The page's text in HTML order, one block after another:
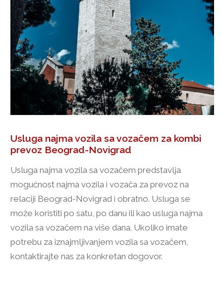
Usluga najma vozila sa vozačem za kombi
prevoz Beograd-Novigrad
Usluga najma vozila sa vozačem predstavlja
mogućnost najma vozila i vozača za prevoz na
relaciji Beograd-Novigrad i obratno. Usluga se
može koristiti po satu, po danu ili kao usluga najma
vozila sa vozačem na više dana. Ukoliko imate
potrebu za iznajmljivanjem vozila sa vozačem,
kontaktirajte nas za konkretan dogovor.